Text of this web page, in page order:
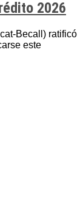
2026
Becall) ratificó
este